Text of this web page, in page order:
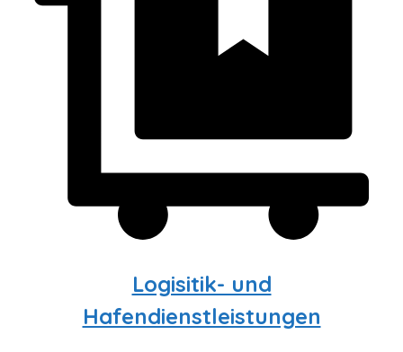
Logisitik- und
Hafendienstleistungen